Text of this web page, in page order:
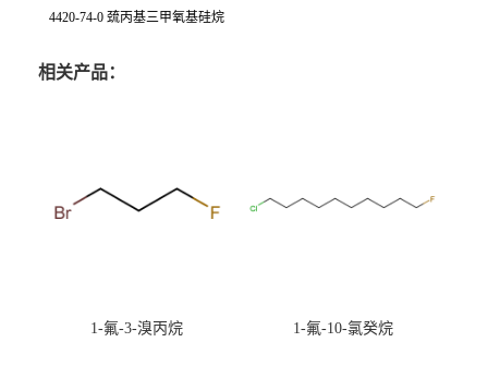
4420-74-0 巯丙基三甲氧基硅烷
相关产品：
1-氟-3-溴丙烷 1-氟-10-氯癸烷